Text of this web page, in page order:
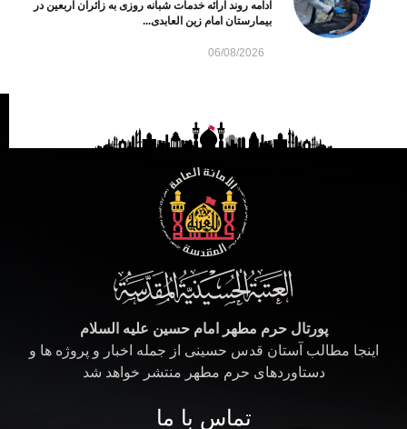
ادامه روند ارائه خدمات شبانه روزی به زائران اربعین در
بیمارستان امام زین العابدی...
06/08/2026
پورتال حرم مطهر امام حسین علیه السلام
اینجا مطالب آستان قدس حسینی از جمله اخبار و پروژه ها و
دستاوردهای حرم مطهر منتشر خواهد شد
تماس با ما